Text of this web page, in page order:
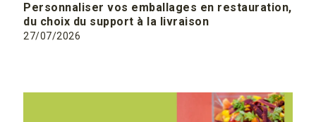
Personnaliser vos emballages en restauration,
du choix du support à la livraison
27/07/2026